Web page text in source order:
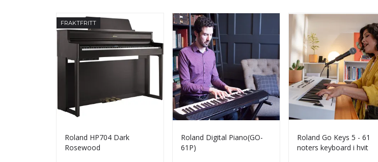
FRAKTFRITT
Roland HP704 Dark
Rosewood
Roland Digital Piano(GO-
61P)
Roland Go Keys 5 - 61
noters keyboard i hvit